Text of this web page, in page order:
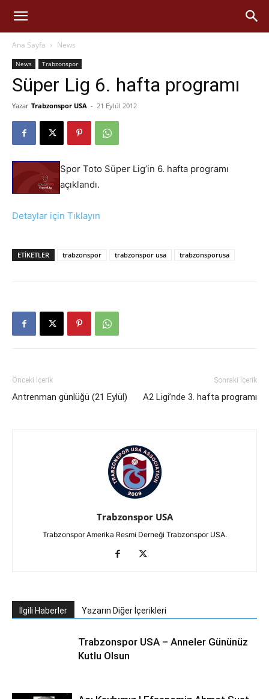
Ana Sayfa News
News Trabzonspor
Süper Lig 6. hafta programı
Yazar Trabzonspor USA - 21 Eylül 2012
Spor Toto Süper Lig’in 6. hafta programı
açıklandı.
Detaylar için Tıklayın
ETIKETLER trabzonspor trabzonspor usa trabzonsporusa
Önceki İçerik
Antrenman günlüğü (21 Eylül)
Sonraki İçerik
A2 Ligi’nde 3. hafta programı
Trabzonspor USA
Trabzonspor Amerika Resmi Derneği Trabzonspor USA.
İlgili Haberler Yazarın Diğer İçerikleri
Trabzonspor USA – Anneler Gününüz
Kutlu Olsun